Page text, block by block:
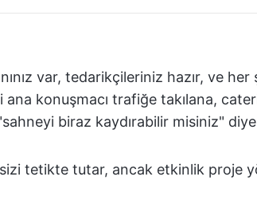
var, tedarikçileriniz hazır, ve
konuşmacı trafiğe takılana,
biraz kaydırabilir misiniz"
tetikte tutar, ancak etkinlik proje